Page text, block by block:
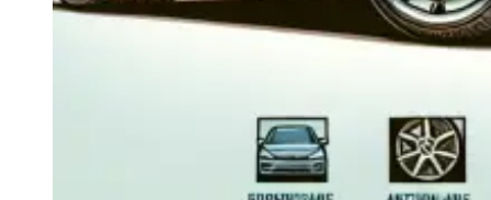
Navigație Passat B7
Navigație Skoda Fabia 2
Navigație Skoda Octavia 1
Navigație Skoda Octavia 2
Navigație Skoda Octavia 3